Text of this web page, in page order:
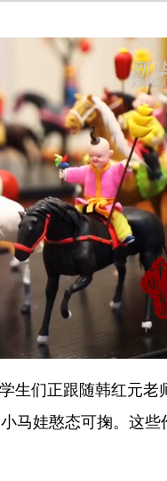
们正跟随韩红元老
马娃憨态可掬。这些